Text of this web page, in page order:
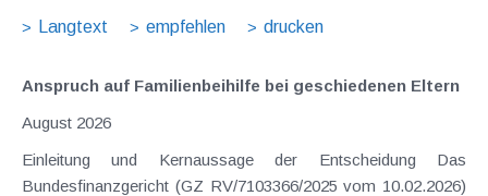
Langtext
empfehlen drucken
Anspruch auf Familienbeihilfe bei geschiedenen Eltern
August 2026
Einleitung und Kernaussage der Entscheidung Das
Bundesfinanzgericht (GZ RV/7103366/2025 vom 10.02.2026)